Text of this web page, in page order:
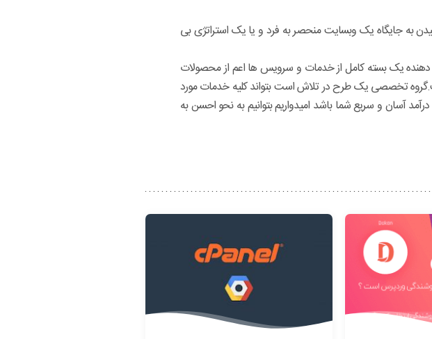
محور است. این گروه در سال 1388 کار خود را با هدف رسیدن به جایگاه یک وبسایت منحصر به فرد و یا یک استراتژی بی
دهنده یک بسته کامل از خدمات و سرویس ها اعم از محصولات
تخصصی یک طرح در تلاش است بتواند کلیه خدمات مورد
آسان و سریع شما باشد امیدواریم بتوانیم به نحو احسن به